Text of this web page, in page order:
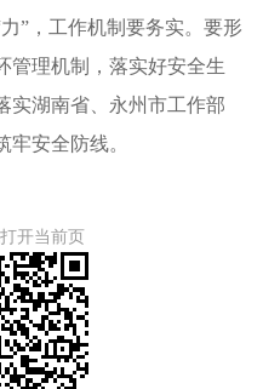
”，工作机制要务实。要形
管理机制，落实好安全生
实湖南省、永州市工作部
安全防线。
开当前页